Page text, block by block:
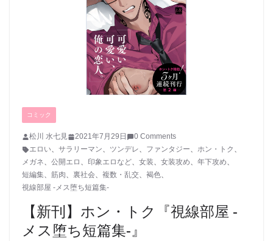
コミック
松川 水七見 2021年7月29日
0 Comments
エロい、 サラリーマン、 ツンデレ、 ファンタジー、 ホン・トク 、
メガネ、 公開エロ 、 印象エロなど、 女装、 女装攻め、 年下攻め、
短編集、 筋肉、 裏社会、 複数・乱交、 褐色、
視線部屋 -メス堕ち短篇集-
【新刊】ホン・トク『視線部屋 -
メス堕ち短篇集-』